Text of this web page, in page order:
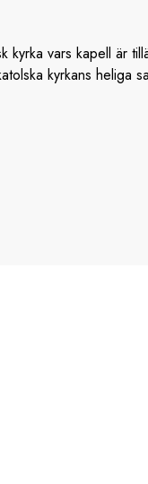
kyrka vars kapell är
kyrkans heliga